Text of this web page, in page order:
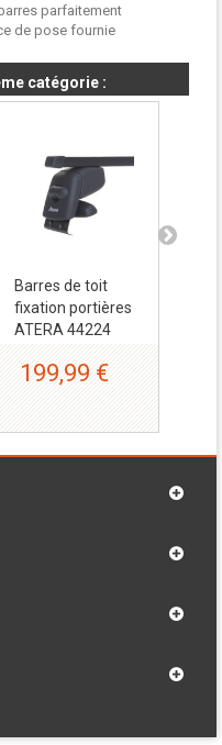
parfaitement
de pose fournie
catégorie :
Barres de toit
fixation portières
ATERA 44224
199,99 €